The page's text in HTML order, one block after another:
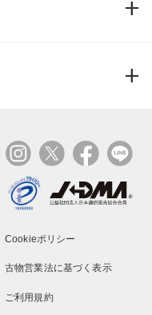
Cookieポリシー
古物営業法に基づく表示
ご利用規約